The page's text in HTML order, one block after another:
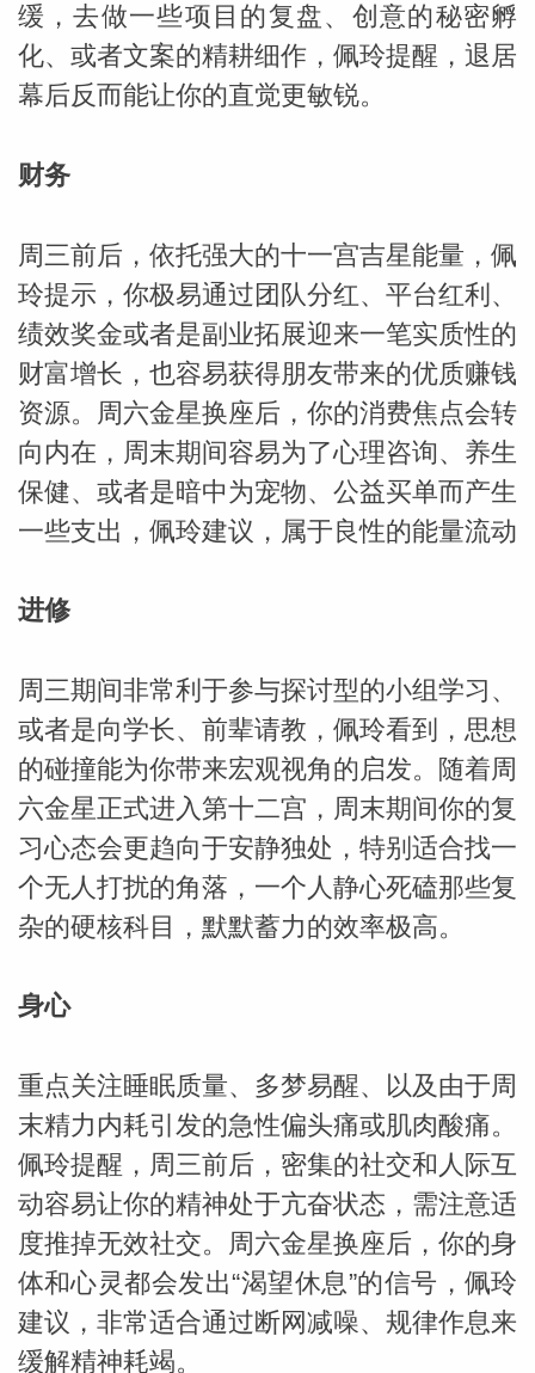
缓，去做一些项目的复盘、创意的秘密孵
化、或者文案的精耕细作，佩玲提醒，退居
幕后反而能让你的直觉更敏锐。
财务
周三前后，依托强大的十一宫吉星能量，佩
玲提示，你极易通过团队分红、平台红利、
绩效奖金或者是副业拓展迎来一笔实质性的
财富增长，也容易获得朋友带来的优质赚钱
资源。周六金星换座后，你的消费焦点会转
向内在，周末期间容易为了心理咨询、养生
保健、或者是暗中为宠物、公益买单而产生
一些支出，佩玲建议，属于良性的能量流动
进修
周三期间非常利于参与探讨型的小组学习、
或者是向学长、前辈请教，佩玲看到，思想
的碰撞能为你带来宏观视角的启发。随着周
六金星正式进入第十二宫，周末期间你的复
习心态会更趋向于安静独处，特别适合找一
个无人打扰的角落，一个人静心死磕那些复
杂的硬核科目，默默蓄力的效率极高。
身心
重点关注睡眠质量、多梦易醒、以及由于周
末精力内耗引发的急性偏头痛或肌肉酸痛。
佩玲提醒，周三前后，密集的社交和人际互
动容易让你的精神处于亢奋状态，需注意适
度推掉无效社交。周六金星换座后，你的身
体和心灵都会发出“渴望休息”的信号，佩玲
建议，非常适合通过断网减噪、规律作息来
缓解精神耗竭。